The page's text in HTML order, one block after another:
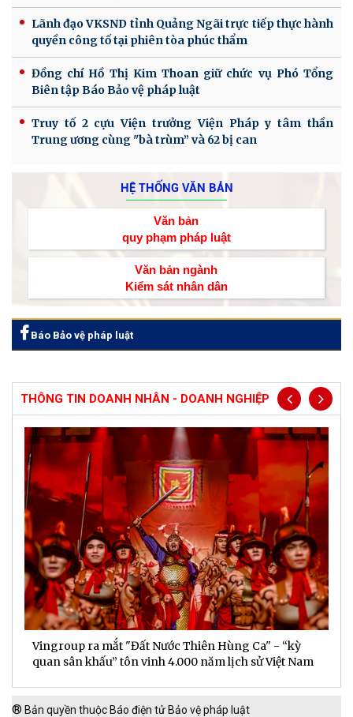
Lãnh đạo VKSND tỉnh Quảng Ngãi trực tiếp thực hành
quyền công tố tại phiên tòa phúc thẩm
Đồng chí Hồ Thị Kim Thoan giữ chức vụ Phó Tổng
Biên tập Báo Bảo vệ pháp luật
Truy tố 2 cựu Viện trưởng Viện Pháp y tâm thần
Trung ương cùng "bà trùm” và 62 bị can
HỆ THỐNG VĂN BẢN
Văn bản
quy phạm pháp luật
Văn bản ngành
Kiểm sát nhân dân
Báo Bảo vệ pháp luật
THÔNG TIN DOANH NHÂN - DOANH NGHIỆP
Vingroup ra mắt "Đất Nước Thiên Hùng Ca" - “kỳ
quan sân khấu” tôn vinh 4.000 năm lịch sử Việt Nam
® Bản quyền thuộc Báo điện tử Bảo vệ pháp luật